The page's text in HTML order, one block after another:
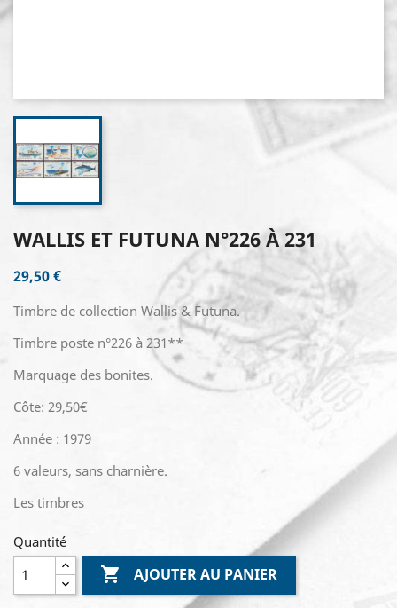
WALLIS ET FUTUNA N°226 À 231
29,50 €
Timbre de collection Wallis & Futuna.
Timbre poste n°226 à 231**
Marquage des bonites.
Côte: 29,50€
Année : 1979
6 valeurs, sans charnière.
Les timbres
Quantité
 AJOUTER AU PANIER